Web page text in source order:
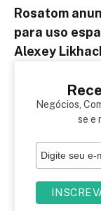
Rosatom
para uso
Alexey
Negócios,
se e